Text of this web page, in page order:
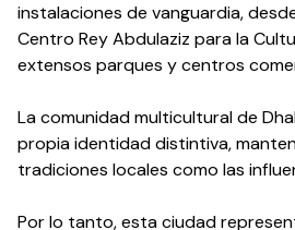
instalaciones de vanguardia,
Centro Rey Abdulaziz para la
extensos parques y centros
La comunidad multicultural de
propia identidad distintiva,
tradiciones locales como las
Por lo tanto, esta ciudad